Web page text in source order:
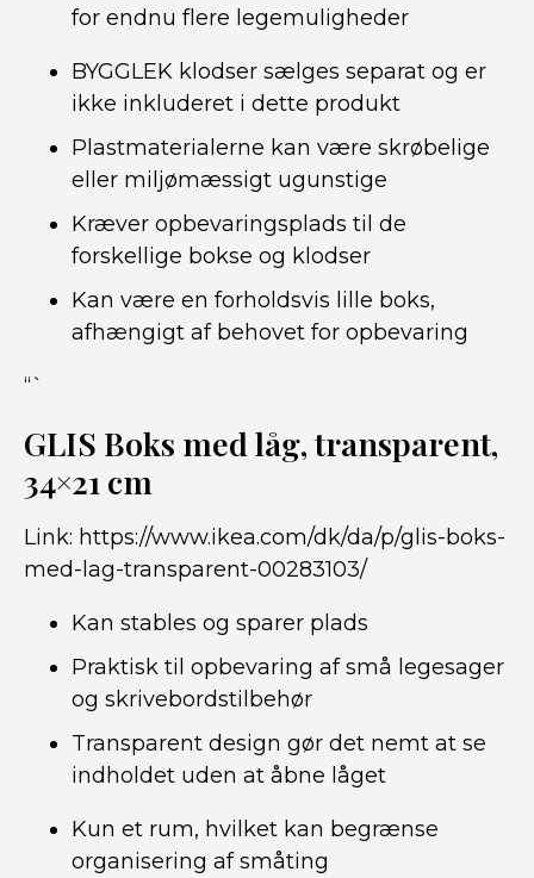
for endnu flere legemuligheder
BYGGLEK klodser sælges separat og er
ikke inkluderet i dette produkt
Plastmaterialerne kan være skrøbelige
eller miljømæssigt ugunstige
Kræver opbevaringsplads til de
forskellige bokse og klodser
Kan være en forholdsvis lille boks,
afhængigt af behovet for opbevaring
“`
GLIS Boks med låg, transparent,
34×21 cm
Link: https://www.ikea.com/dk/da/p/glis-boks-
med-lag-transparent-00283103/
Kan stables og sparer plads
Praktisk til opbevaring af små legesager
og skrivebordstilbehør
Transparent design gør det nemt at se
indholdet uden at åbne låget
Kun et rum, hvilket kan begrænse
organisering af småting